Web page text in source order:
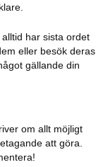
har sista ordet
eller besök deras
gällande din
om allt möjligt
att göra.